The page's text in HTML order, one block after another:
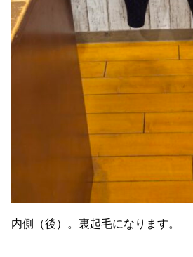
内側（後）。裏起毛になります。